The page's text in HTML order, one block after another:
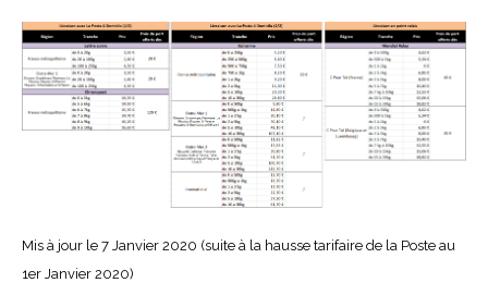
Mis à jour le 7 Janvier 2020 (suite à la hausse tarifaire de la Poste au
1er Janvier 2020)